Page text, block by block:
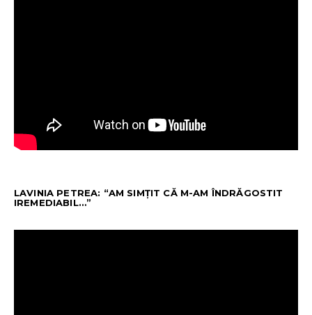
LAVINIA PETREA: “AM SIMȚIT CĂ M-AM ÎNDRĂGOSTIT
IREMEDIABIL…”